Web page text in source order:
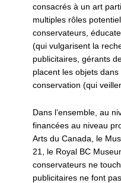
consacrés à un art
multiples rôles
conservateurs,
(qui vulgarisent la
publicitaires, gérants
placent les objets
conservation (qui
Dans l’ensemble, au
financées au niveau
Arts du Canada, le
21, le Royal BC
conservateurs ne
publicitaires ne font